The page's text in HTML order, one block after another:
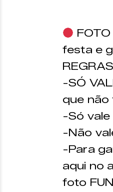
festa e
-SÓ
que não
-Só
-Não
-Para
aqui no
foto